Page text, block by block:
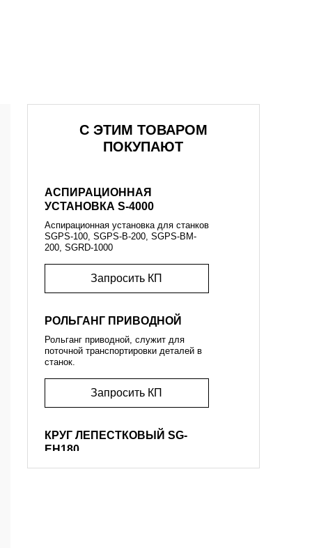
С ЭТИМ ТОВАРОМ
ПОКУПАЮТ
АСПИРАЦИОННАЯ
УСТАНОВКА S-4000
Аспирационная установка для станков
SGPS-100, SGPS-B-200, SGPS-BM-
200, SGRD-1000
Запросить КП
РОЛЬГАНГ ПРИВОДНОЙ
Рольганг приводной, служит для
поточной транспортировки деталей в
станок.
Запросить КП
КРУГ ЛЕПЕСТКОВЫЙ SG-
EH180
Предназначен для радиального